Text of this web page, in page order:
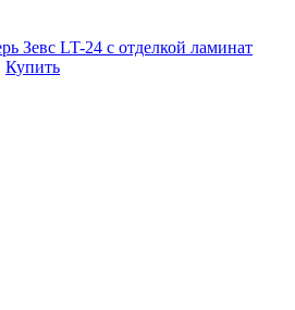
Зевс LT-24 с отделкой ламинат
Купить